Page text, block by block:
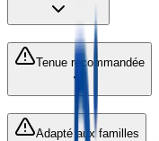
Tenue recommandée
Adapté aux familles